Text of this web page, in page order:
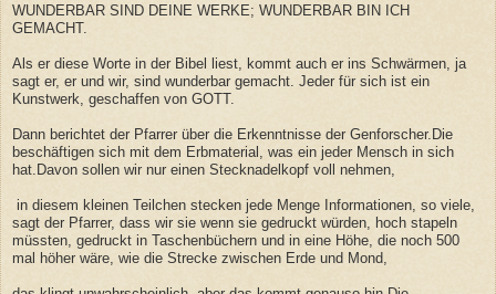
WUNDERBAR SIND DEINE WERKE; WUNDERBAR BIN ICH
GEMACHT.
Als er diese Worte in der Bibel liest, kommt auch er ins Schwärmen, ja
sagt er, er und wir, sind wunderbar gemacht. Jeder für sich ist ein
Kunstwerk, geschaffen von GOTT.
Dann berichtet der Pfarrer über die Erkenntnisse der Genforscher.Die
beschäftigen sich mit dem Erbmaterial, was ein jeder Mensch in sich
hat.Davon sollen wir nur einen Stecknadelkopf voll nehmen,
in diesem kleinen Teilchen stecken jede Menge Informationen, so viele,
sagt der Pfarrer, dass wir sie wenn sie gedruckt würden, hoch stapeln
müssten, gedruckt in Taschenbüchern und in eine Höhe, die noch 500
mal höher wäre, wie die Strecke zwischen Erde und Mond,